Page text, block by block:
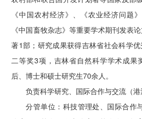
《中国农村经济》、《农业经济问题
《中国畜牧杂志》等重要学术期刊发表
著1部；研究成果获得吉林省社会科学优
二等奖3项，吉林省自然科学学术成果
后、博士和硕士研究生70余人。
负责科学研究、国际合作与交流（港
分管单位：科技管理处、国际合作